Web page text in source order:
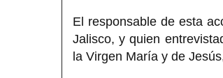
El responsable de esta
Jalisco, y quien
la Virgen María y de